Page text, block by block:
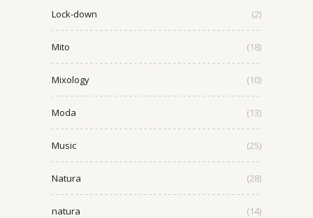
Lock-down (2)
Mito (18)
Mixology (10)
Moda (13)
Music (25)
Natura (28)
natura (14)